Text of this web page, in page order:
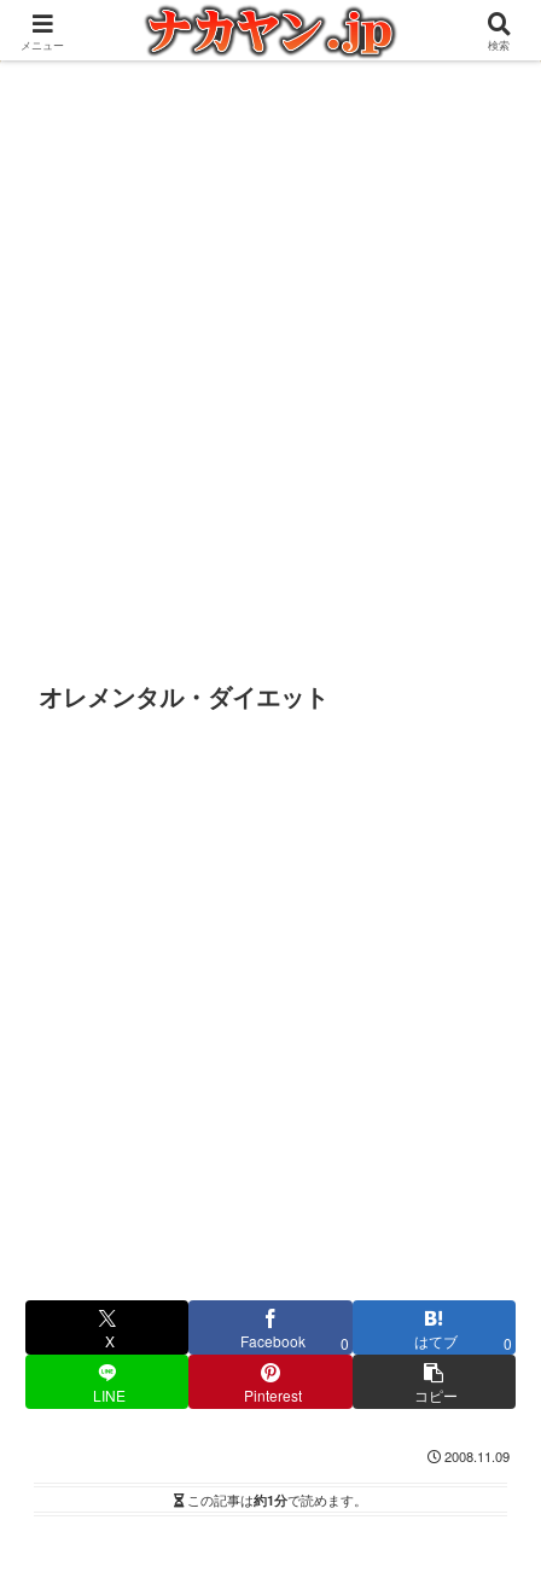
アウトドアとガジェット好きな管理人の愉快な日々を綴るブログ
オレメンタル・ダイエット
X Facebook 0 はてブ 0
LINE Pinterest コピー
2008.11.09
この記事は約1分で読めます。
メニュー 検索